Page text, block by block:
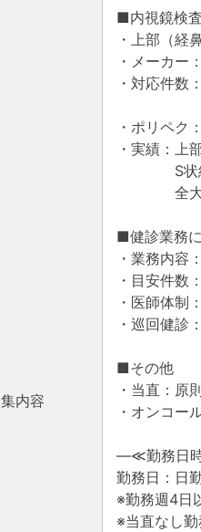
内容
■内視鏡検
・上部（経
・メーカー
・対応件数
（内、
・ポリペク
・実績：上
S状結腸
全大腸
■健診業務
・業務内容
・目安件数
・医師体制
・巡回健診
■その他
・当直：原
・オンコー
―≪勤務
勤務日：日
※勤務週4日
※当直なし